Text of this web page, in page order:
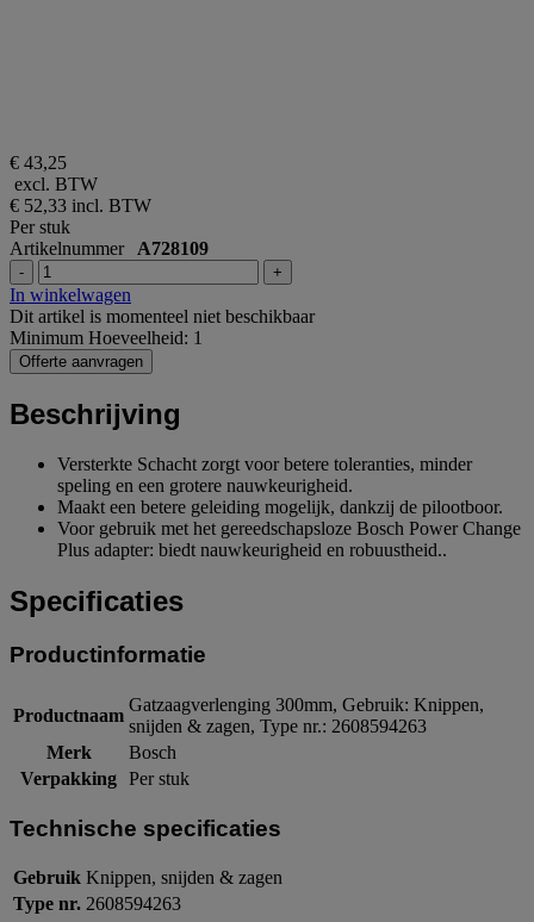
€ 43,25
excl. BTW
€ 52,33 incl. BTW
Per stuk
Artikelnummer A728109
- +
In winkelwagen
Dit artikel is momenteel niet beschikbaar
Minimum Hoeveelheid: 1
Offerte aanvragen
Beschrijving
Versterkte Schacht zorgt voor betere toleranties, minder
speling en een grotere nauwkeurigheid.
Maakt een betere geleiding mogelijk, dankzij de pilootboor.
Voor gebruik met het gereedschapsloze Bosch Power Change
Plus adapter: biedt nauwkeurigheid en robuustheid..
Specificaties
Productinformatie
Productnaam
Gatzaagverlenging 300mm, Gebruik: Knippen,
snijden & zagen, Type nr.: 2608594263
Merk
Bosch
Verpakking Per stuk
Technische specificaties
Gebruik Knippen, snijden & zagen
Type nr. 2608594263